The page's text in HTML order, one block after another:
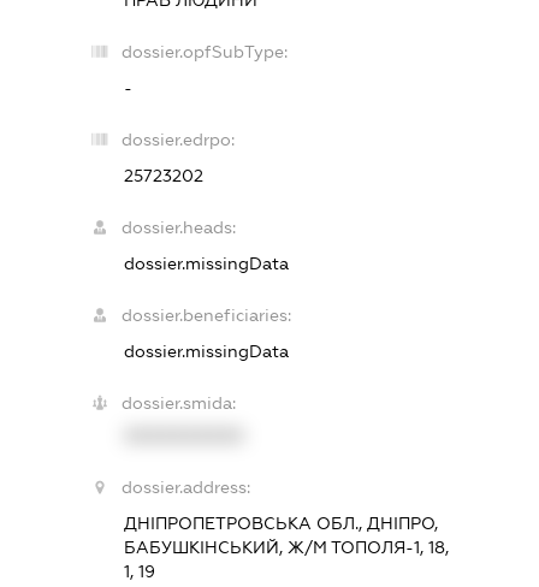
dossier.opfSubType:
-
dossier.edrpo:
25723202
dossier.heads:
dossier.missingData
dossier.beneficiaries:
dossier.missingData
dossier.smida:
dossier.address:
ДНІПРОПЕТРОВСЬКА ОБЛ., ДНІПРО,
БАБУШКІНСЬКИЙ, Ж/М ТОПОЛЯ-1, 18,
1, 19